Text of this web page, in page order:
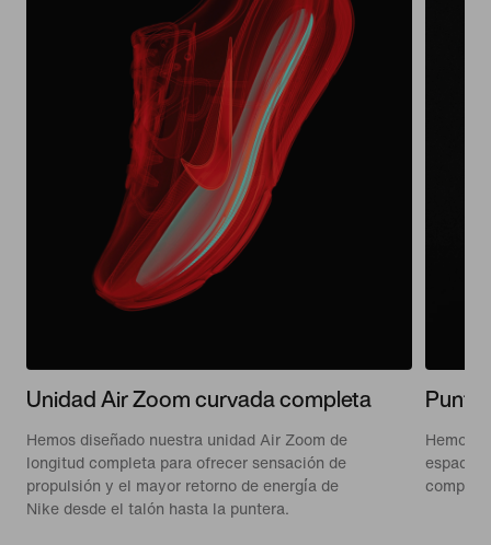
Unidad Air Zoom curvada completa
Hemos diseñado nuestra unidad Air Zoom de
longitud completa para ofrecer sensación de
propulsión y el mayor retorno de energía de
Nike desde el talón hasta la puntera.
Hemos
espacio